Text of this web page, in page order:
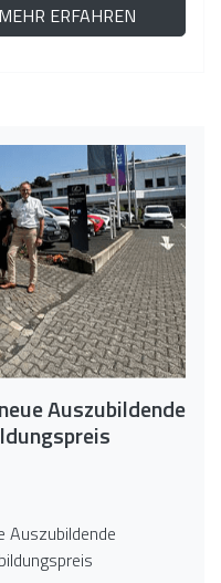
MEHR ERFAHREN
Auszubildende
Auszubildende